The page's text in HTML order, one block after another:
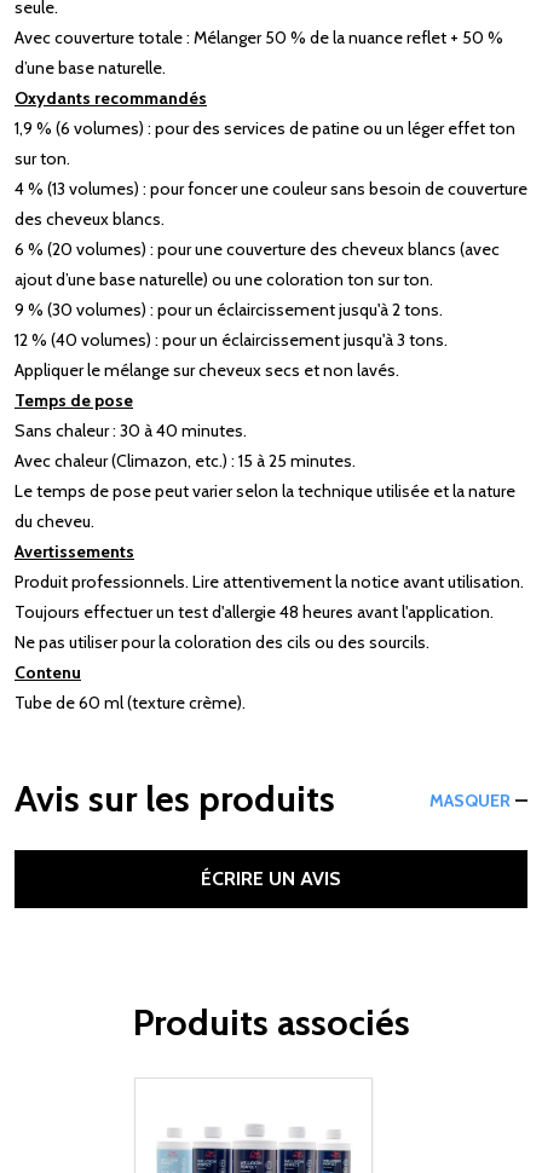
seule.
Avec couverture totale : Mélanger 50 % de la nuance reflet + 50 %
d’une base naturelle.
Oxydants recommandés
1,9 % (6 volumes) : pour des services de patine ou un léger effet ton
sur ton.
4 % (13 volumes) : pour foncer une couleur sans besoin de couverture
des cheveux blancs.
6 % (20 volumes) : pour une couverture des cheveux blancs (avec
ajout d’une base naturelle) ou une coloration ton sur ton.
9 % (30 volumes) : pour un éclaircissement jusqu'à 2 tons.
12 % (40 volumes) : pour un éclaircissement jusqu'à 3 tons.
Appliquer le mélange sur cheveux secs et non lavés.
Temps de pose
Sans chaleur : 30 à 40 minutes.
Avec chaleur (Climazon, etc.) : 15 à 25 minutes.
Le temps de pose peut varier selon la technique utilisée et la nature
du cheveu.
Avertissements
Produit professionnels. Lire attentivement la notice avant utilisation.
Toujours effectuer un test d'allergie 48 heures avant l'application.
Ne pas utiliser pour la coloration des cils ou des sourcils.
Contenu
Tube de 60 ml (texture crème).
Avis sur les produits MASQUER
ÉCRIRE UN AVIS
Produits associés